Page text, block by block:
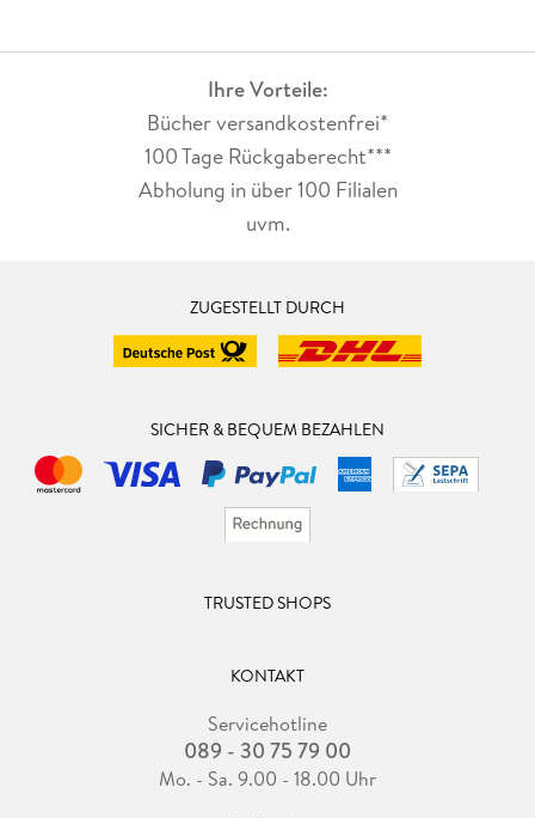
Ihre Vorteile:
Bücher versandkostenfrei*
100 Tage Rückgaberecht***
Abholung in über 100 Filialen
uvm.
ZUGESTELLT DURCH
SICHER & BEQUEM BEZAHLEN
TRUSTED SHOPS
KONTAKT
Servicehotline
089 - 30 75 79 00
Mo. - Sa. 9.00 - 18.00 Uhr